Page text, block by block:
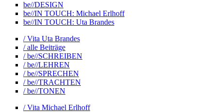
be//DESIGN
be//IN TOUCH: Michael Erlhoff
be//IN TOUCH: Uta Brandes
/ Vita Uta Brandes
/ alle Beiträge
/ be//SCHREIBEN
/ be//LEHREN
/ be//SPRECHEN
/ be//TRACHTEN
/ be//TONEN
/ Vita Michael Erlhoff